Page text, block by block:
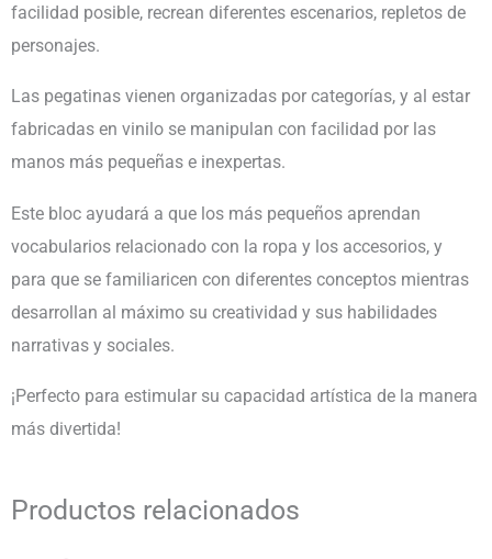
facilidad posible, recrean diferentes escenarios, repletos de
personajes.
Las pegatinas vienen organizadas por categorías, y al estar
fabricadas en vinilo se manipulan con facilidad por las
manos más pequeñas e inexpertas.
Este bloc ayudará a que los más pequeños aprendan
vocabularios relacionado con la ropa y los accesorios, y
para que se familiaricen con diferentes conceptos mientras
desarrollan al máximo su creatividad y sus habilidades
narrativas y sociales.
¡Perfecto para estimular su capacidad artística de la manera
más divertida!
Productos relacionados